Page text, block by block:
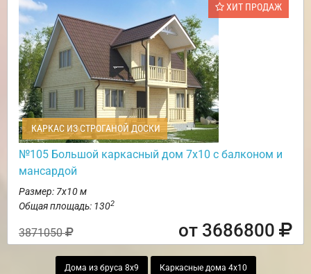
ХИТ ПРОДАЖ
КАРКАС ИЗ СТРОГАНОЙ ДОСКИ
№105 Большой каркасный дом 7х10 с балконом и
мансардой
Размер: 7х10 м
Общая площадь: 1302
3871050 от 3686800
Дома из бруса 8х9 Каркасные дома 4х10